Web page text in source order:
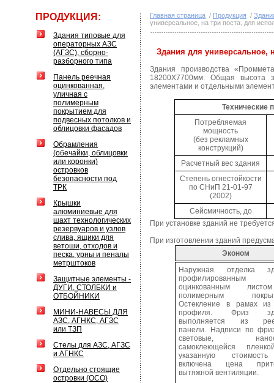
ПРОДУКЦИЯ:
Здания типовые для
операторных АЗС
(АГЗС), сборно-
разборного типа
Панель реечная
оцинкованная,
уличная с
полимерным
покрытием для
подвесных потолков и
облицовки фасадов
Обрамления
(обечайки, облицовки
или коронки)
островков
безопасности под
ТРК
Крышки
алюминиевые для
шахт технологических
резервуаров и узлов
слива, ящики для
ветоши, отходов и
песка, урны и пеналы
метрштоков
Защитные элементы -
ДУГИ, СТОЛБКИ и
ОТБОЙНИКИ
МИНИ-НАВЕСЫ ДЛЯ
АЗС, АГНКС, АГЗС
или ТЗП
Стелы для АЗС, АГЗС
и АГНКС
Отдельно стоящие
островки (ОСО)
Главная страница / Продукция /
универсальное, на три поста, для
Здания для универсальное,
Здания производства
18200Х7700мм. Общая высота
элементами и отдельными
Технические
Потребляемая
мощность
(без рекламных
конструкций)
Расчетный вес здания
Степень огнестойкости
по СНиП 21-01-97
(2002)
Сейсмичность, до
При установке зданий не
При изготовлении зданий
Эконом
Наружная отделка
профилированным
оцинкованным
полимерным
Остекление в рамах
профиля. Фриз
выполняется из
панели. Надписи по
световые,
самоклеющейся
указанную
включена цена
вытяжной вентиляции.